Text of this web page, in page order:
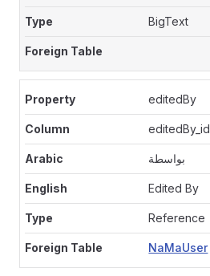
BigText
editedBy
editedBy_id
بواسطة
Edited By
Reference
NaMaUser